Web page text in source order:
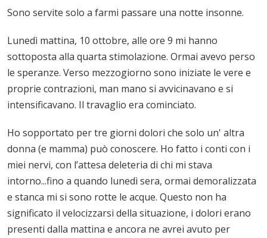
Sono servite solo a farmi passare una notte insonne.
Lunedì mattina, 10 ottobre, alle ore 9 mi hanno
sottoposta alla quarta stimolazione. Ormai avevo perso
le speranze. Verso mezzogiorno sono iniziate le vere e
proprie contrazioni, man mano si avvicinavano e si
intensificavano. Il travaglio era cominciato.
Ho sopportato per tre giorni dolori che solo un' altra
donna (e mamma) può conoscere. Ho fatto i conti con i
miei nervi, con l’attesa deleteria di chi mi stava
intorno...fino a quando lunedì sera, ormai demoralizzata
e stanca mi si sono rotte le acque. Questo non ha
significato il velocizzarsi della situazione, i dolori erano
presenti dalla mattina e ancora ne avrei avuto per